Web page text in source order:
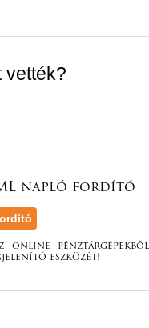
vették?
napló fordító
online pénztárgépekből
eszközét!